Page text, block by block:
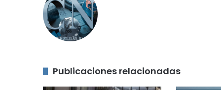
Publicaciones relacionadas